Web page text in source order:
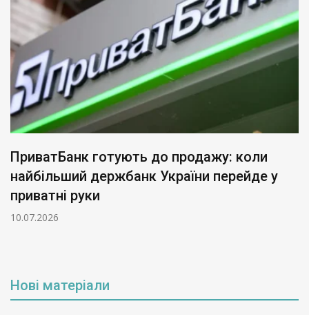
ПриватБанк готують до продажу: коли
найбільший держбанк України перейде у
приватні руки
10.07.2026
Нові матеріали